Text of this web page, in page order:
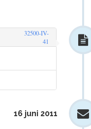
32500-IV-
41
16 juni 2011